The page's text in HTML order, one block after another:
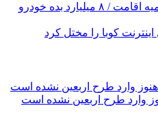
کاسبی خارج‌نشین‌ها با سهمیه اقامت / ۸ میلیارد بده خودرو
کوبا را مختل کرد